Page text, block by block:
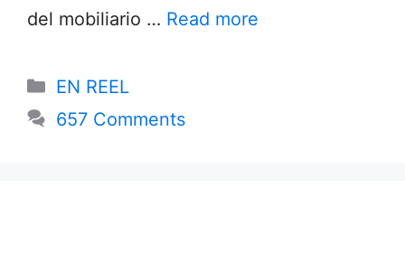
del mobiliario … Read more
Categories
EN REEL
657 Comments